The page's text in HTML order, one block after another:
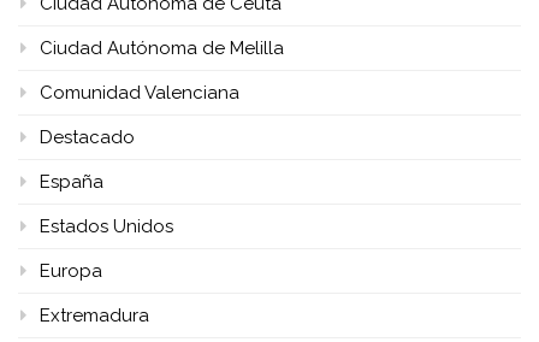
Ciudad Autónoma de Melilla
Comunidad Valenciana
Destacado
España
Estados Unidos
Europa
Extremadura